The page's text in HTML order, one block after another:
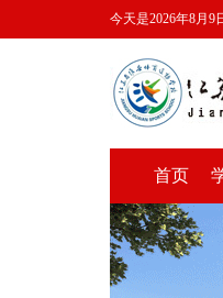
今天是2026年8月
首页